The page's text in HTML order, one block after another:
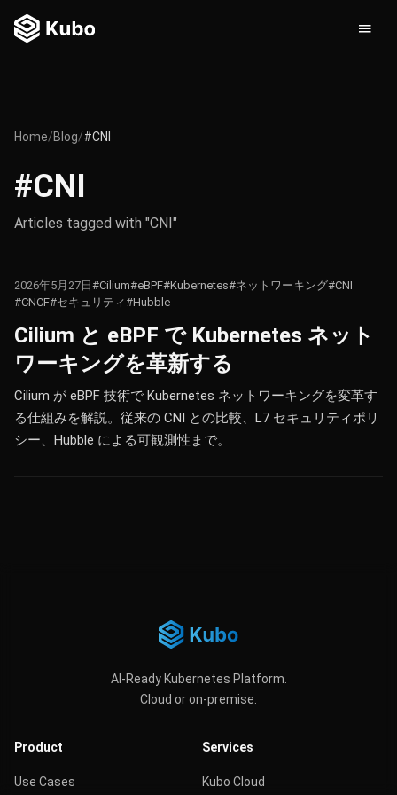
Home/Blog/#CNI
#CNI
Articles tagged with "CNI"
2026年5月27日 #Cilium#eBPF#Kubernetes#ネットワーキング#CNI
#CNCF#セキュリティ#Hubble
Cilium と eBPF で Kubernetes ネット
ワーキングを革新する
Cilium が eBPF 技術で Kubernetes ネットワーキングを変革す
る仕組みを解説。従来の CNI との比較、L7 セキュリティポリ
シー、Hubble による可観測性まで。
AI-Ready Kubernetes Platform.
Cloud or on-premise.
Product
Use Cases
Services
Kubo Cloud